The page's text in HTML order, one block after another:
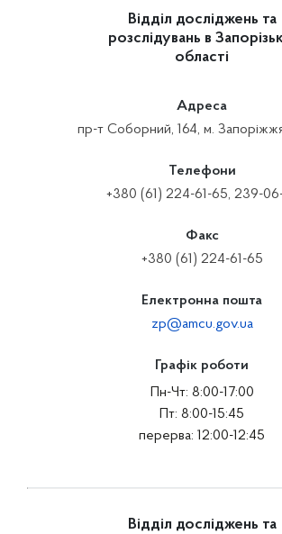
Відділ досліджень та
розслідувань в
області
Адреса
пр-т Соборний, 164, м.
Телефони
+380 (61) 224-61-65, 239-
Факс
+380 (61) 224-61-65
Електронна пошта
zp@amcu.gov.ua
Графік роботи
Пн-Чт: 8:00-17:00
Пт: 8:00-15:45
перерва: 12:00-12:45
Відділ досліджень та